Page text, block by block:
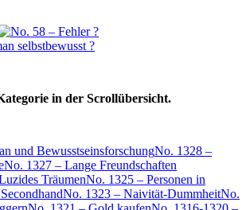
selbstbewusst ?
in der Scrollübersicht.
und BewusstseinsforschungNo. 1328 –
No. 1327 – Lange Freundschaften
TräumenNo. 1325 – Personen in
No. 1323 – Naivität-DummheitNo.